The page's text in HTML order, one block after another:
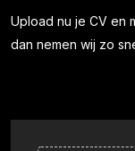
Upload nu je CV en
dan nemen wij zo